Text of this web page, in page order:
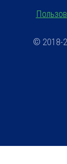
© 2018-